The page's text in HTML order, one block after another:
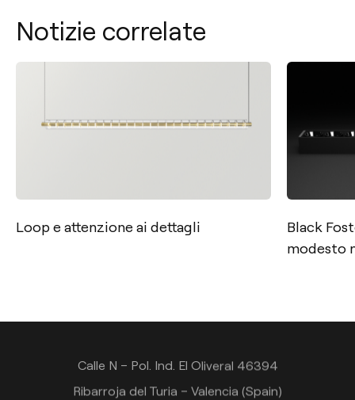
Notizie correlate
Loop e attenzione ai dettagli
Black
modesto
Contatto
Calle N – Pol. Ind. El Oliveral 46394
Ribarroja del Turia – Valencia (Spain)